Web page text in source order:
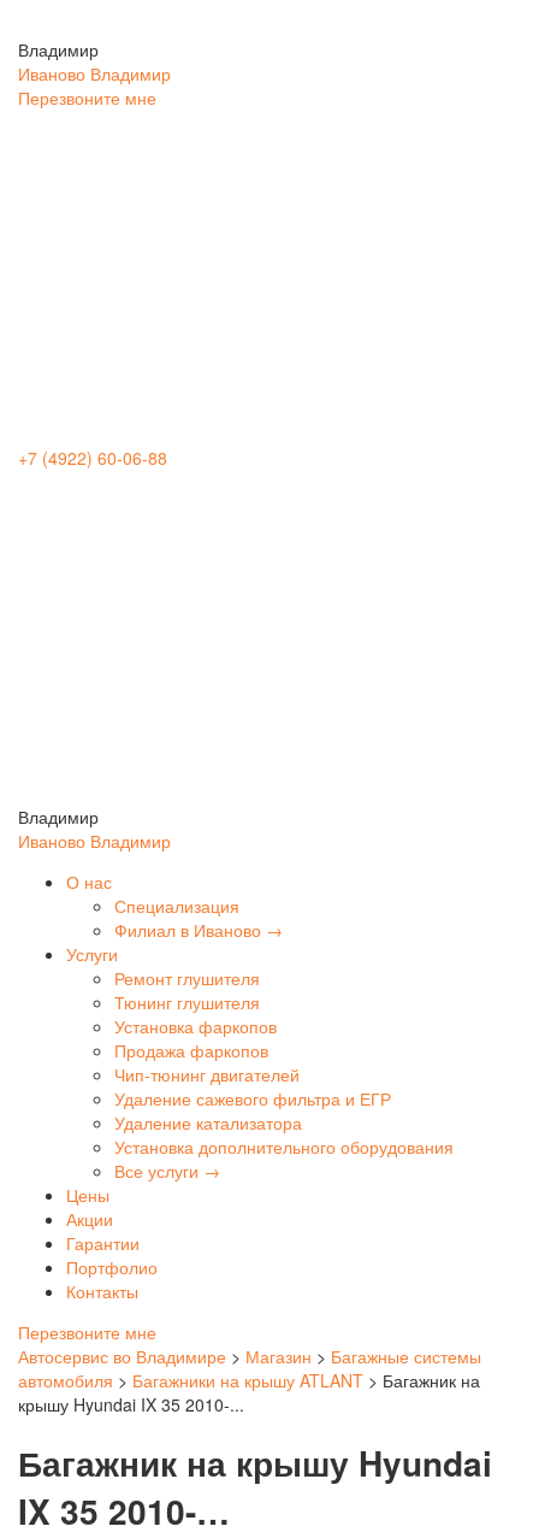
Владимир
Иваново Владимир
Перезвоните мне
+7 (4922) 60-06-88
Владимир
Иваново Владимир
О нас
Специализация
Филиал в Иваново →
Услуги
Ремонт глушителя
Тюнинг глушителя
Установка фаркопов
Продажа фаркопов
Чип-тюнинг двигателей
Удаление сажевого фильтра и ЕГР
Удаление катализатора
Установка дополнительного оборудования
Все услуги →
Цены
Акции
Гарантии
Портфолио
Контакты
Перезвоните мне
Автосервис во Владимире > Магазин > Багажные системы
автомобиля > Багажники на крышу ATLANT > Багажник на
крышу Hyundai IX 35 2010-...
Багажник на крышу Hyundai
IX 35 2010-…